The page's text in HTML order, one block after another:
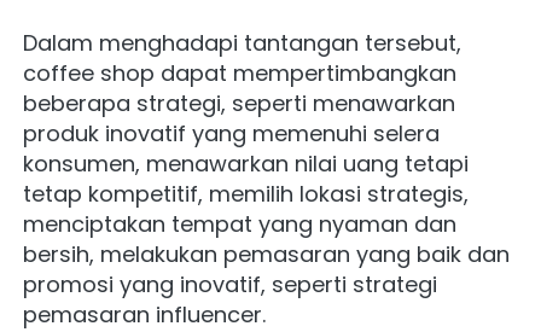
Dalam menghadapi tantangan tersebut,
coffee shop dapat mempertimbangkan
beberapa strategi, seperti menawarkan
produk inovatif yang memenuhi selera
konsumen, menawarkan nilai uang tetapi
tetap kompetitif, memilih lokasi strategis,
menciptakan tempat yang nyaman dan
bersih, melakukan pemasaran yang baik dan
promosi yang inovatif, seperti strategi
pemasaran influencer.